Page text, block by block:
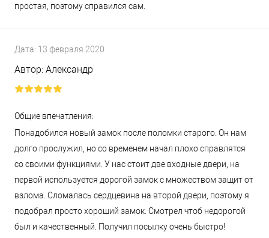
простая, поэтому справился сам.
Дата: 13 февраля 2020
Автор: Александр
Общие впечатления:
Понадобился новый замок после поломки старого. Он нам
долго прослужил, но со временем начал плохо справлятся
со своими функциями. У нас стоит две входные двери, на
первой используется дорогой замок с множеством защит от
взлома. Сломалась сердцевина на второй двери, поэтому я
подобрал просто хороший замок. Смотрел чтоб недорогой
был и качественный. Получил посылку очень быстро!